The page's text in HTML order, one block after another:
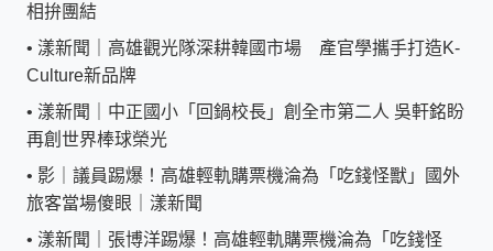
相拚團結
• 漾新聞｜高雄觀光隊深耕韓國市場 產官學攜手打造K-
Culture新品牌
• 漾新聞｜中正國小「回鍋校長」創全市第二人 吳軒銘盼
再創世界棒球榮光
• 影｜議員踢爆！高雄輕軌購票機淪為「吃錢怪獸」國外
旅客當場傻眼｜漾新聞
• 漾新聞｜張博洋踢爆！高雄輕軌購票機淪為「吃錢怪